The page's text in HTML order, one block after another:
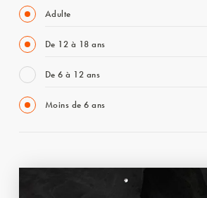
Adulte
De 12 à 18 ans
De 6 à 12 ans
Moins de 6 ans